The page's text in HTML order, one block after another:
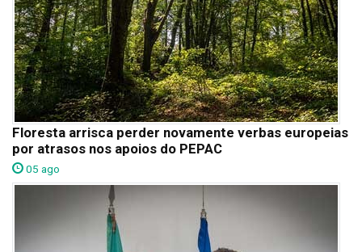
Floresta arrisca perder novamente verbas europeias
por atrasos nos apoios do PEPAC
05 ago